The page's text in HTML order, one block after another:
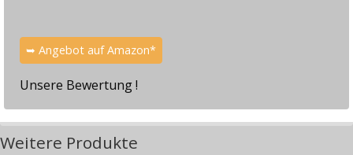
➥ Angebot auf Amazon*
Unsere Bewertung !
Weitere Produkte